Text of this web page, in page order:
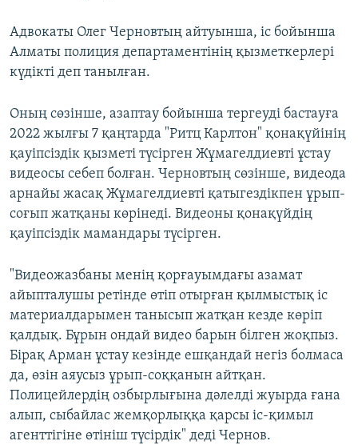
Адвокаты Олег Черновтың айтуынша, іс бойынша
Алматы полиция департаментінің қызметкерлері
күдікті деп танылған.
Оның сөзінше, азаптау бойынша тергеуді бастауға
2022 жылғы 7 қаңтарда "Ритц Карлтон" қонақүйінің
қауіпсіздік қызметі түсірген Жұмагелдиевті ұстау
видеосы себеп болған. Черновтың сөзінше, видеода
арнайы жасақ Жұмагелдиевті қатыгездікпен ұрып-
соғып жатқаны көрінеді. Видеоны қонақүйдің
қауіпсіздік мамандары түсірген.
"Видеожазбаны менің қорғауымдағы азамат
айыпталушы ретінде өтіп отырған қылмыстық іс
материалдарымен танысып жатқан кезде көріп
қалдық. Бұрын ондай видео барын білген жоқпыз.
Бірақ Арман ұстау кезінде ешқандай негіз болмаса
да, өзін аяусыз ұрып-соққанын айтқан.
Полицейлердің озбырлығына дәлелді жуырда ғана
алып, сыбайлас жемқорлыққа қарсы іс-қимыл
агенттігіне өтініш түсірдік" деді Чернов.